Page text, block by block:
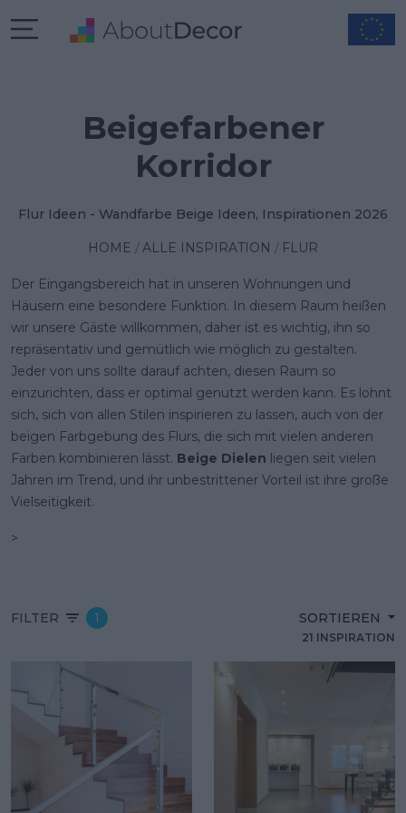
Beigefarbener
Korridor
Flur Ideen - Wandfarbe Beige Ideen, Inspirationen 2026
HOME ALLE INSPIRATION FLUR
Der Eingangsbereich hat in unseren Wohnungen und
Häusern eine besondere Funktion. In diesem Raum heißen
wir unsere Gäste willkommen, daher ist es wichtig, ihn so
repräsentativ und gemütlich wie möglich zu gestalten.
Jeder von uns sollte darauf achten, diesen Raum so
einzurichten, dass er optimal genutzt werden kann. Es lohnt
sich, sich von allen Stilen inspirieren zu lassen, auch von der
beigen Farbgebung des Flurs, die sich mit vielen anderen
Farben kombinieren lässt. Beige Dielen liegen seit vielen
Jahren im Trend, und ihr unbestrittener Vorteil ist ihre große
Vielseitigkeit.
>
FILTER 1 SORTIEREN
21 INSPIRATION